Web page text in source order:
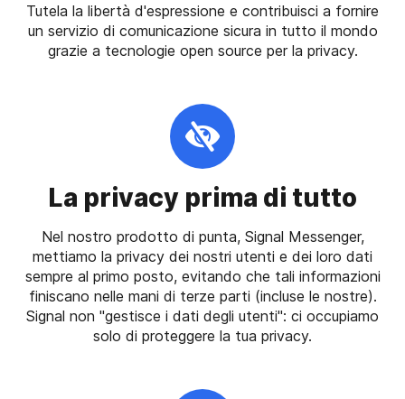
Tutela la libertà d'espressione e contribuisci a fornire
un servizio di comunicazione sicura in tutto il mondo
grazie a tecnologie open source per la privacy.
La privacy prima di tutto
Nel nostro prodotto di punta, Signal Messenger,
mettiamo la privacy dei nostri utenti e dei loro dati
sempre al primo posto, evitando che tali informazioni
finiscano nelle mani di terze parti (incluse le nostre).
Signal non "gestisce i dati degli utenti": ci occupiamo
solo di proteggere la tua privacy.